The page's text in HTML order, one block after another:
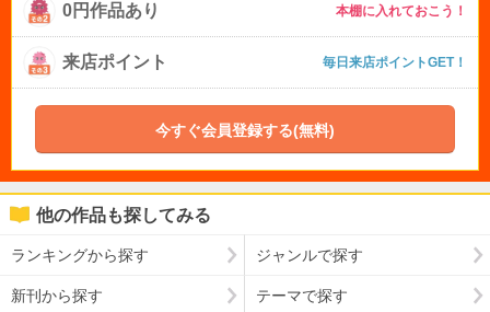
0円作品あり 本棚に入れておこう！
来店ポイント 毎日来店ポイントGET！
今すぐ会員登録する(無料)
他の作品も探してみる
ランキングから探す ジャンルで探す
新刊から探す テーマで探す